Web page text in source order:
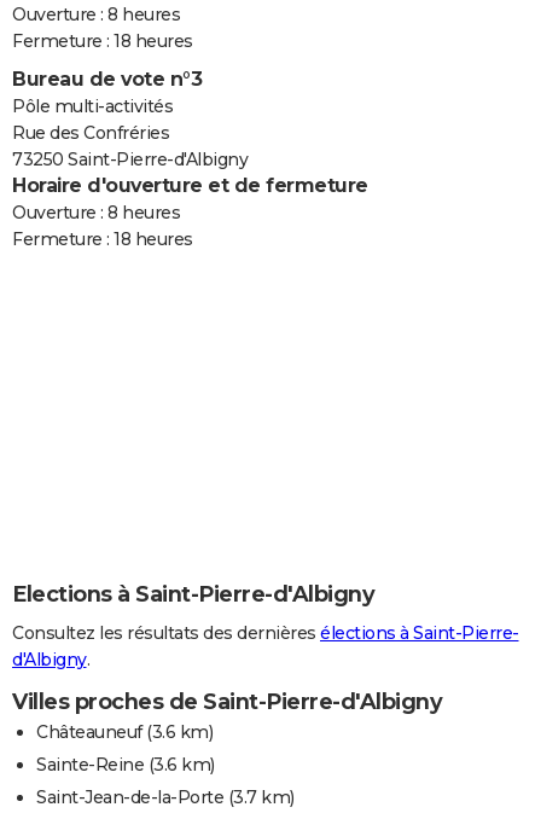
Ouverture : 8 heures
Fermeture : 18 heures
Bureau de vote n°3
Pôle multi-activités
Rue des Confréries
73250 Saint-Pierre-d'Albigny
Horaire d'ouverture et de fermeture
Ouverture : 8 heures
Fermeture : 18 heures
Elections à Saint-Pierre-d'Albigny
Consultez les résultats des dernières élections à Saint-Pierre-
d'Albigny.
Villes proches de Saint-Pierre-d'Albigny
Châteauneuf(3.6 km)
Sainte-Reine (3.6 km)
Saint-Jean-de-la-Porte (3.7 km)